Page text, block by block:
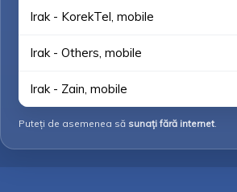
Irak - KorekTel, mobile
Irak - Others, mobile
Irak - Zain, mobile
Puteți de asemenea să sunați fără internet.